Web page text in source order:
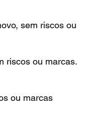
sem riscos ou
riscos ou marcas.
ou marcas